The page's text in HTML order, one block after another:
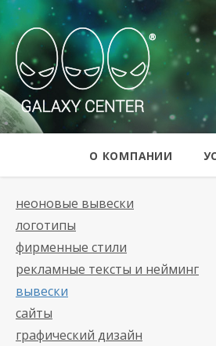
Galaxy
О КОМПАНИИ
неоновые вывески
логотипы
фирменные стили
рекламные тексты и нейминг
вывески
сайты
графический дизайн